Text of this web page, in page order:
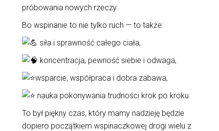
próbowania nowych rzeczy.
Bo wspinanie to nie tylko ruch — to także:
siła i sprawność całego ciała,
koncentracja, pewność siebie i odwaga,
wsparcie, współpraca i dobra zabawa,
nauka pokonywania trudności krok po kroku.
To był piękny czas, który mamy nadzieję będzie
dopiero początkiem wspinaczkowej drogi wielu z